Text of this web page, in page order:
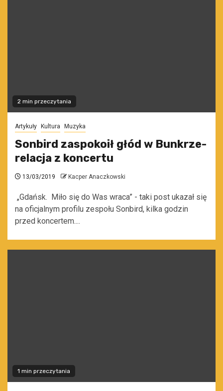
2 min przeczytania
Artykuły Kultura Muzyka
Sonbird zaspokoił głód w Bunkrze-
relacja z koncertu
13/03/2019 Kacper Anaczkowski
„Gdańsk. Miło się do Was wraca” - taki post ukazał się
na oficjalnym profilu zespołu Sonbird, kilka godzin
przed koncertem....
1 min przeczytania